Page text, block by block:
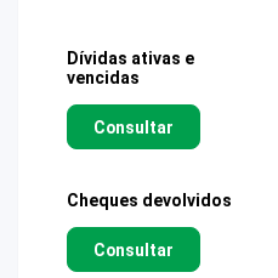
Dívidas ativas e
vencidas
Consultar
Cheques devolvidos
Consultar